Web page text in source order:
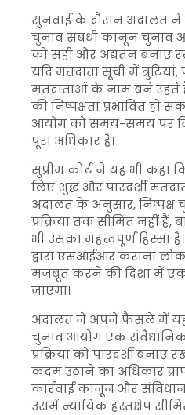
सुनवाई के दौरान अदालत
चुनाव संबंधी कानून चुनाव
को सही और अद्यतन बनाए
यदि मतदाता सूची में
मतदाताओं के नाम बने रहते
की निष्पक्षता प्रभावित हो
आयोग को समय-समय पर
पूरा अधिकार है।
सुप्रीम कोर्ट ने यह भी कहा
लिए शुद्ध और पारदर्शी
अदालत के अनुसार,
प्रक्रिया तक सीमित नहीं हैं,
भी उसका महत्वपूर्ण हिस्सा
द्वारा एसआईआर कराना
मजबूत करने की दिशा में
जाएगा।
अदालत ने अपने फैसले में यह
चुनाव आयोग एक
प्रक्रिया को पारदर्शी
कदम उठाने का अधिकार
कार्रवाई कानून और
उसमें न्यायिक हस्तक्षेप